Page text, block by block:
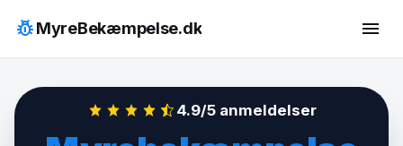
indhold
pest_controlMyreBekæmpelse.dk menu
4.9/5 anmeldelser